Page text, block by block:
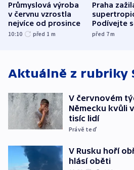
Průmyslová výroba
v červnu vzrostla
nejvíce od prosince
10:10 před 1 m
Praha
Podívejte
bylo u vás
před 7m
Aktuálně z rubriky
V červnovém
Německu kvůli
tisíc lidí
Právě teď
V Rusku hoří
hlásí oběti